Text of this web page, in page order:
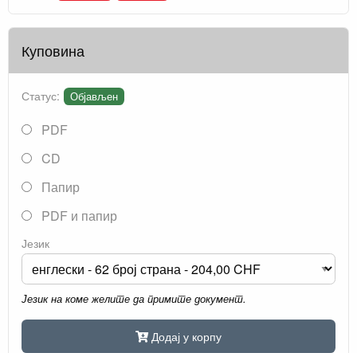
Куповина
Статус: Објављен
PDF
CD
Папир
PDF и папир
Језик
Језик на коме желите да примите документ.
Додај у корпу